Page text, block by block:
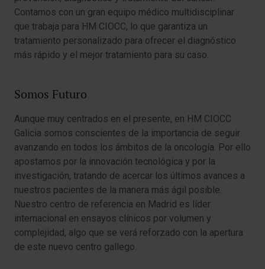
Contamos con un gran equipo médico multidisciplinar
que trabaja para HM CIOCC, lo que garantiza un
tratamiento personalizado para ofrecer el diagnóstico
más rápido y el mejor tratamiento para su caso.
Somos Futuro
Aunque muy centrados en el presente, en HM CIOCC
Galicia somos conscientes de la importancia de seguir
avanzando en todos los ámbitos de la oncología. Por ello
apostamos por la innovación tecnológica y por la
investigación, tratando de acercar los últimos avances a
nuestros pacientes de la manera más ágil posible.
Nuestro centro de referencia en Madrid es líder
internacional en ensayos clínicos por volumen y
complejidad, algo que se verá reforzado con la apertura
de este nuevo centro gallego.